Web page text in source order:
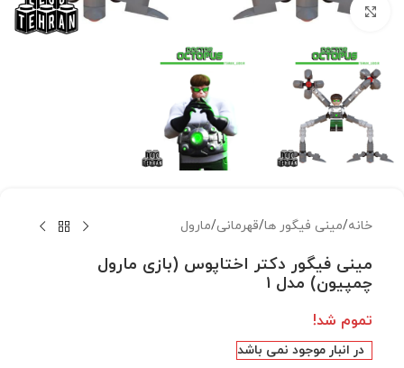
بزرگنمایی تصویر
خانه/مینی فیگور ها/قهرمانی/مارول
مینی فیگور دکتر اختاپوس (بازی مارول
چمپیون) مدل ۱
تموم شد!
در انبار موجود نمی باشد